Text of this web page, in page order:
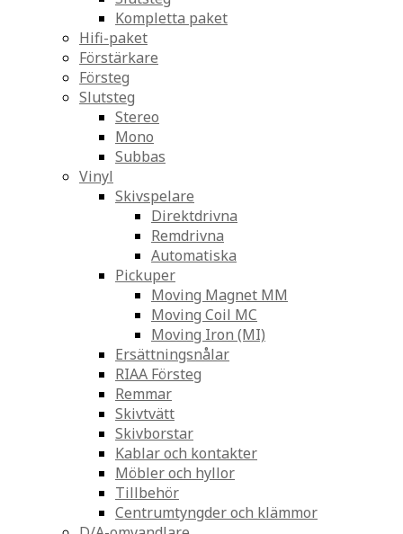
Kompletta paket
Hifi-paket
Förstärkare
Försteg
Slutsteg
Stereo
Mono
Subbas
Vinyl
Skivspelare
Direktdrivna
Remdrivna
Automatiska
Pickuper
Moving Magnet MM
Moving Coil MC
Moving Iron (MI)
Ersättningsnålar
RIAA Försteg
Remmar
Skivtvätt
Skivborstar
Kablar och kontakter
Möbler och hyllor
Tillbehör
Centrumtyngder och klämmor